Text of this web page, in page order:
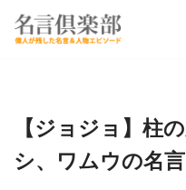
コ
ン
ツ
へ
【ジョジョ】柱
シ、ワムウの名